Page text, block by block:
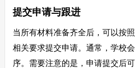
提交申请与跟进
当所有材料准备齐全后，可以按
相关要求提交申请。通常，学校
序。需要注意的是，申请提交后